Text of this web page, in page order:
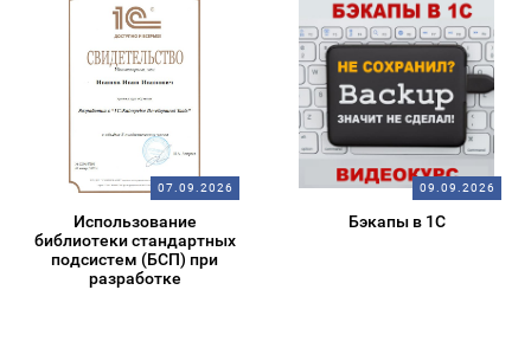
07.09.2026
Использование
библиотеки стандартных
подсистем (БСП) при
разработке
09.09.2026
Бэкапы в 1С